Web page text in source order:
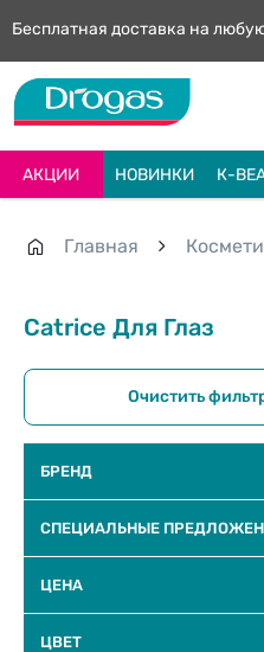
Бесплатная доставка на
АКЦИИ НОВИНКИ К-
Главная
Catrice Для Глаз
Очистить
БРЕНД
СПЕЦИАЛЬНЫЕ
ЦЕНА
ЦВЕТ